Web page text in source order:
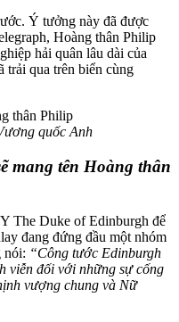
Ý tưởng này đã được
Hoàng thân Philip
hải quân lâu dài của
trải qua trên biển cùng
quốc Anh
mang tên Hoàng thân
The Duke of Edinburgh để
đang đứng đầu một nhóm
nói: “Công tước Edinburgh
viễn đối với những sự cống
vượng chung và Nữ